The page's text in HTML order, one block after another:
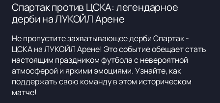
Спартак против ЦСКА: легендарное
дерби на ЛУКОЙЛ Арене
Не пропустите захватывающее дерби Спартак -
ЦСКА на ЛУКОЙЛ Арене! Это событие обещает стать
настоящим праздником футбола с невероятной
атмосферой и яркими эмоциями. Узнайте, как
поддержать свою команду в этом историческом
матче!